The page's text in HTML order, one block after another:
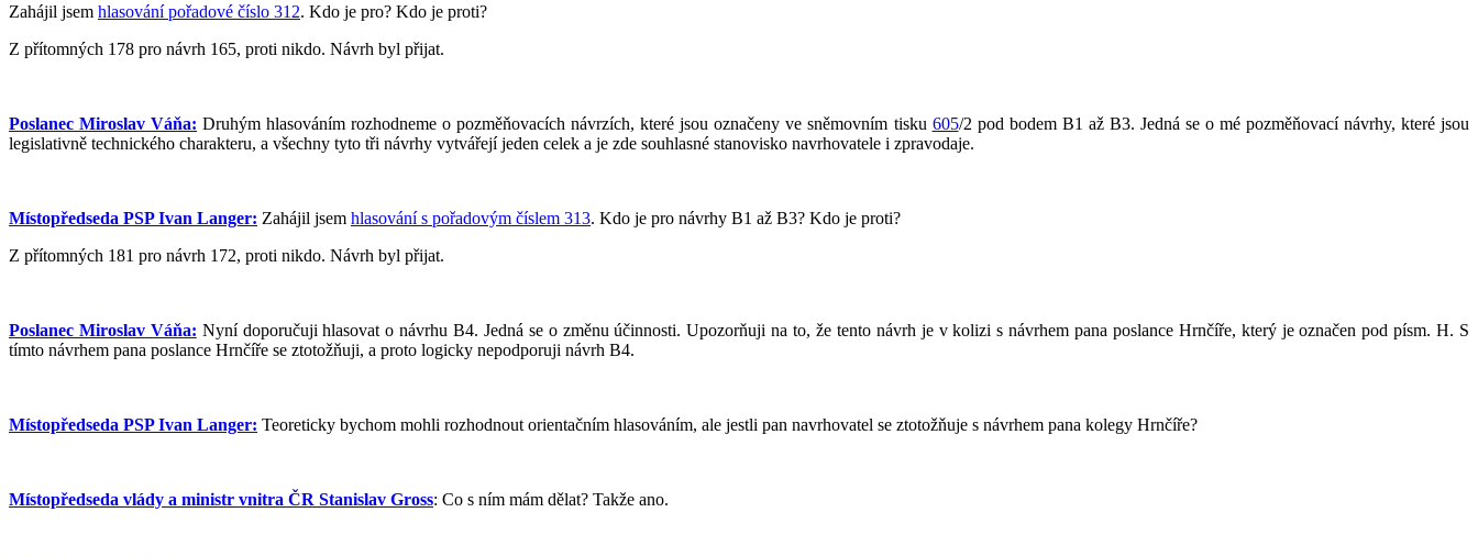
Zahájil jsem hlasování pořadové číslo 312. Kdo je pro? Kdo je proti?
Z přítomných 178 pro návrh 165, proti nikdo. Návrh byl přijat.
Poslanec Miroslav Váňa: Druhým hlasováním rozhodneme o pozměňovacích návrzích, které jsou označeny ve sněmovním tisku 605/2 pod bodem B1 až B3. Jedná se o mé pozměňovací návrhy, které jsou
legislativně technického charakteru, a všechny tyto tři návrhy vytvářejí jeden celek a je zde souhlasné stanovisko navrhovatele i zpravodaje.
Místopředseda PSP Ivan Langer: Zahájil jsem hlasování s pořadovým číslem 313. Kdo je pro návrhy B1 až B3? Kdo je proti?
Z přítomných 181 pro návrh 172, proti nikdo. Návrh byl přijat.
Poslanec Miroslav Váňa: Nyní doporučuji hlasovat o návrhu B4. Jedná se o změnu účinnosti. Upozorňuji na to, že tento návrh je v kolizi s návrhem pana poslance Hrnčíře, který je označen pod písm. H. S
tímto návrhem pana poslance Hrnčíře se ztotožňuji, a proto logicky nepodporuji návrh B4.
Místopředseda PSP Ivan Langer: Teoreticky bychom mohli rozhodnout orientačním hlasováním, ale jestli pan navrhovatel se ztotožňuje s návrhem pana kolegy Hrnčíře?
Místopředseda vlády a ministr vnitra ČR Stanislav Gross: Co s ním mám dělat? Takže ano.